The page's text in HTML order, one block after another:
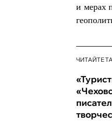
и мерах
ЧИТАЙТЕ